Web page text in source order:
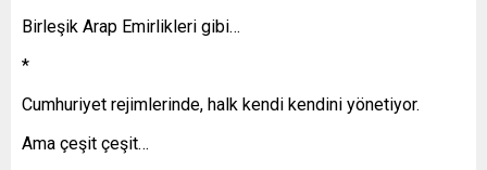
Birleşik Arap Emirlikleri gibi…
*
Cumhuriyet rejimlerinde, halk kendi kendini yönetiyor.
Ama çeşit çeşit…